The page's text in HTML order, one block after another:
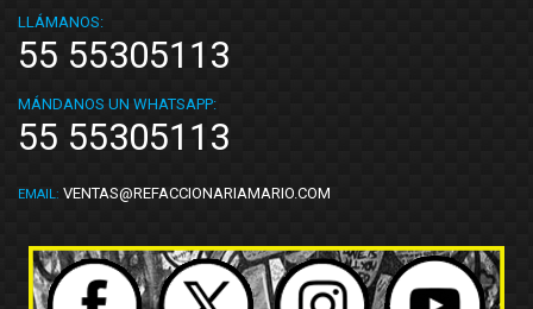
LLÁMANOS:
55 55305113
MÁNDANOS UN WHATSAPP:
55 55305113
EMAIL: VENTAS@REFACCIONARIAMARIO.COM